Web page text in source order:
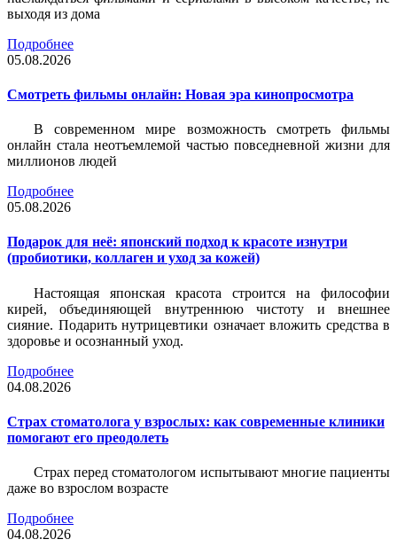
выходя из дома
Подробнее
05.08.2026
Смотреть фильмы онлайн: Новая эра кинопросмотра
В современном мире возможность смотреть фильмы
онлайн стала неотъемлемой частью повседневной жизни для
миллионов людей
Подробнее
05.08.2026
Подарок для неё: японский подход к красоте изнутри
(пробиотики, коллаген и уход за кожей)
Настоящая японская красота строится на философии
кирей, объединяющей внутреннюю чистоту и внешнее
сияние. Подарить нутрицевтики означает вложить средства в
здоровье и осознанный уход.
Подробнее
04.08.2026
Страх стоматолога у взрослых: как современные клиники
помогают его преодолеть
Страх перед стоматологом испытывают многие пациенты
даже во взрослом возрасте
Подробнее
04.08.2026